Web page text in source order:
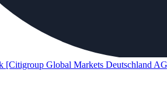
[Citigroup Global Markets Deutschland